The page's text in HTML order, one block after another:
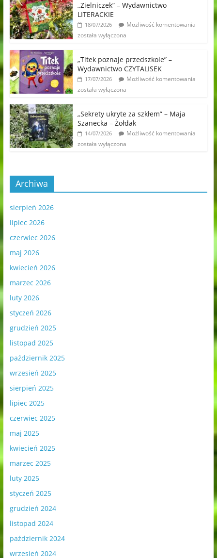
„Zielniczek” – Wydawnictwo
LITERACKIE
18/07/2026
Możliwość komentowania
została wyłączona
„Titek poznaje przedszkole” –
Wydawnictwo CZYTALISEK
17/07/2026
Możliwość komentowania
została wyłączona
„Sekrety ukryte za szkłem” – Maja
Szanecka – Żołdak
14/07/2026
Możliwość komentowania
została wyłączona
Archiwa
sierpień 2026
lipiec 2026
czerwiec 2026
maj 2026
kwiecień 2026
marzec 2026
luty 2026
styczeń 2026
grudzień 2025
listopad 2025
październik 2025
wrzesień 2025
sierpień 2025
lipiec 2025
czerwiec 2025
maj 2025
kwiecień 2025
marzec 2025
luty 2025
styczeń 2025
grudzień 2024
listopad 2024
październik 2024
wrzesień 2024